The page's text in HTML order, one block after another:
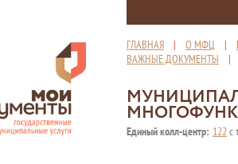
ГЛАВНАЯ | О МФЦ |
ВАЖНЫЕ ДОКУМЕНТЫ
Единый колл-центр: 122с